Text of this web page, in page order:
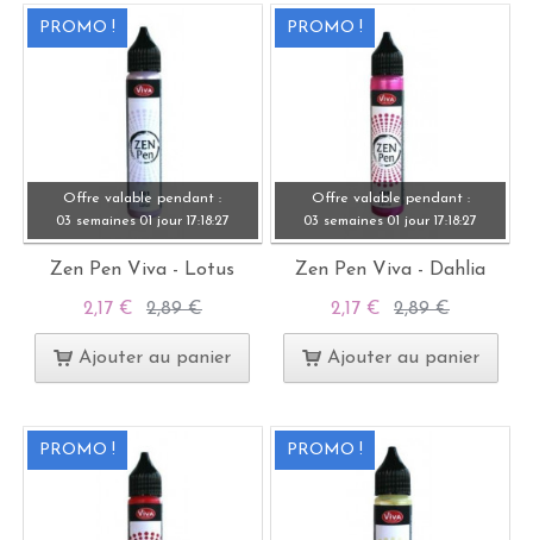
PROMO !
Offre valable pendant :
03 semaines 01 jour 17:18:27
Zen Pen Viva - Lotus
2,17 € 2,89 €
Ajouter au panier
PROMO !
Offre valable pendant :
03 semaines 01 jour 17:18:27
Zen Pen Viva - Dahlia
2,17 € 2,89 €
Ajouter au panier
PROMO ! PROMO !